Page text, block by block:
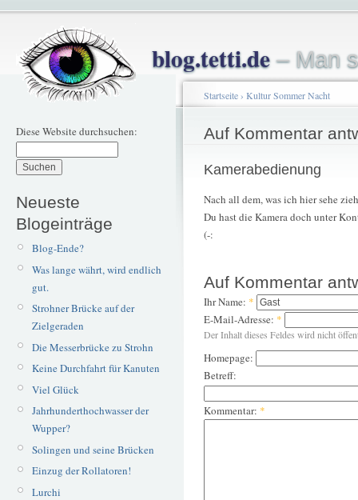
blog.tetti.de– Man
Diese Website durchsuchen:
Neueste
Blogeinträge
Blog-Ende?
Was lange währt, wird endlich
gut.
Strohner Brücke auf der
Zielgeraden
Die Messerbrücke zu Strohn
Keine Durchfahrt für Kanuten
Viel Glück
Jahrhunderthochwasser der
Wupper?
Solingen und seine Brücken
Einzug der Rollatoren!
Lurchi
Startseite› Kultur Sommer Nacht
Auf Kommentar
Kamerabedienung
Nach all dem, was ich hier sehe
Du hast die Kamera doch unter
(-:
Auf Kommentar
Ihr Name: *
E-Mail-Adresse: *
Der Inhalt dieses Feldes wird nicht
Homepage:
Betreff:
Kommentar: *